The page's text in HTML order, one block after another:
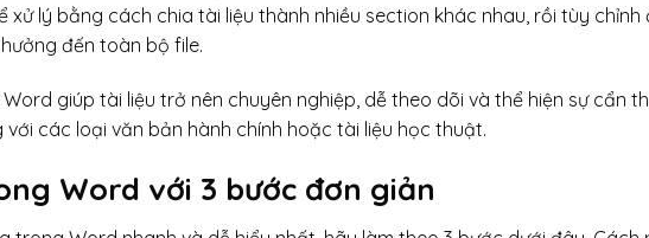
xử lý bằng cách chia tài liệu thành nhiều section khác nhau, rồi tùy chỉnh
đến toàn bộ file.
giúp tài liệu trở nên chuyên nghiệp, dễ theo dõi và thể hiện sự cẩn
các loại văn bản hành chính hoặc tài liệu học thuật.
Word với 3 bước đơn giản